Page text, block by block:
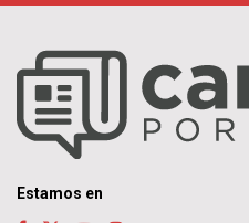
Estamos en